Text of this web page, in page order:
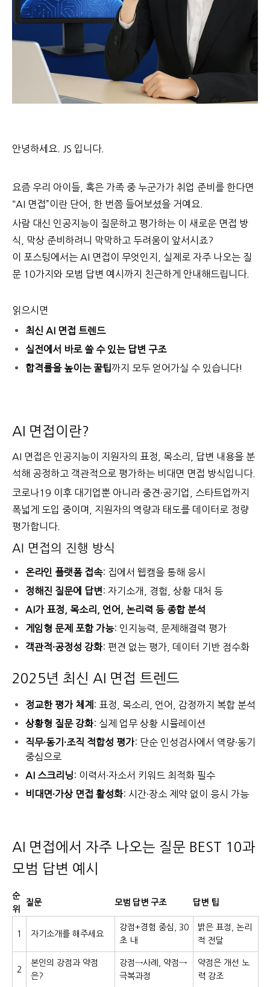
안녕하세요. JS 입니다.
요즘 우리 아이들, 혹은 가족 중 누군가가 취업 준비를 한다면
“AI 면접”이란 단어, 한 번쯤 들어보셨을 거예요.
사람 대신 인공지능이 질문하고 평가하는 이 새로운 면접 방
식, 막상 준비하려니 막막하고 두려움이 앞서시죠?
이 포스팅에서는 AI 면접이 무엇인지, 실제로 자주 나오는 질
문 10가지와 모범 답변 예시까지 친근하게 안내해드립니다.
읽으시면
최신 AI 면접 트렌드
실전에서 바로 쓸 수 있는 답변 구조
합격률을 높이는 꿀팁 까지 모두 얻어가실 수 있습니다!
AI 면접이란?
AI 면접은 인공지능이 지원자의 표정, 목소리, 답변 내용을 분
석해 공정하고 객관적으로 평가하는 비대면 면접 방식입니다.
코로나19 이후 대기업뿐 아니라 중견·공기업, 스타트업까지
폭넓게 도입 중이며, 지원자의 역량과 태도를 데이터로 정량
평가합니다.
AI 면접의 진행 방식
온라인 플랫폼 접속: 집에서 웹캠을 통해 응시
정해진 질문에 답변: 자기소개, 경험, 상황 대처 등
AI가 표정, 목소리, 언어, 논리력 등 종합 분석
게임형 문제 포함 가능: 인지능력, 문제해결력 평가
객관적·공정성 강화: 편견 없는 평가, 데이터 기반 점수화
2025년 최신 AI 면접 트렌드
정교한 평가 체계 : 표정, 목소리, 언어, 감정까지 복합 분석
상황형 질문 강화: 실제 업무 상황 시뮬레이션
직무·동기·조직 적합성 평가: 단순 인성검사에서 역량·동기
중심으로
AI 스크리닝: 이력서·자소서 키워드 최적화 필수
비대면·가상 면접 활성화: 시간·장소 제약 없이 응시 가능
AI 면접에서 자주 나오는 질문 BEST 10과
모범 답변 예시
순
위
질문 모범 답변 구조 답변 팁
1 자기소개를 해주세요
강점+경험 중심, 30
초 내
밝은 표정, 논리
적 전달
2
본인의 강점과 약점
은?
강점→사례, 약점→
극복과정
약점은 개선 노
력 강조